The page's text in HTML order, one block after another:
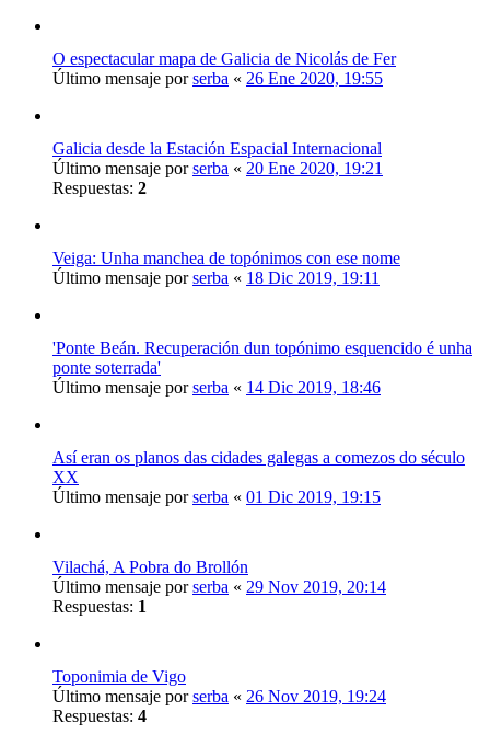
O espectacular mapa de Galicia de Nicolás de Fer
Último mensaje porserba « 26 Ene 2020, 19:55
Galicia desde la Estación Espacial Internacional
Último mensaje porserba « 20 Ene 2020, 19:21
Respuestas: 2
Veiga: Unha manchea de topónimos con ese nome
Último mensaje porserba « 18 Dic 2019, 19:11
'Ponte Beán. Recuperación dun topónimo esquencido é unha
ponte soterrada'
Último mensaje porserba « 14 Dic 2019, 18:46
Así eran os planos das cidades galegas a comezos do século
XX
Último mensaje porserba « 01 Dic 2019, 19:15
Vilachá, A Pobra do Brollón
Último mensaje porserba « 29 Nov 2019, 20:14
Respuestas: 1
Toponimia de Vigo
Último mensaje porserba « 26 Nov 2019, 19:24
Respuestas: 4